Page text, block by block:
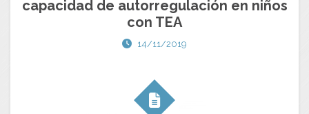
capacidad de autorregulación en niños
con TEA
14/11/2019